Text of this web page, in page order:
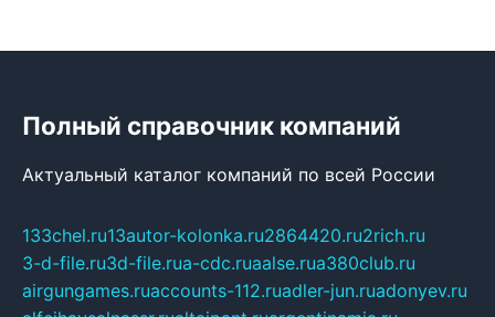
Полный справочник компаний
Актуальный каталог компаний по всей России
133chel.ru13autor-kolonka.ru2864420.ru2rich.ru
3-d-file.ru3d-file.rua-cdc.ruaalse.rua380club.ru
airgungames.ruaccounts-112.ruadler-jun.ruadonyev.ru